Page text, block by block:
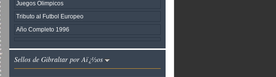
Juegos Olimpicos
Tributo al Futbol Europeo
Año Completo 1996
Sellos de Gibraltar por Aï¿½os